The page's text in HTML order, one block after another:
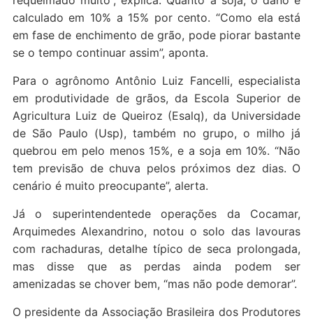
calculado em 10% a 15% por cento. “Como ela está
em fase de enchimento de grão, pode piorar bastante
se o tempo continuar assim”, aponta.
Para o agrônomo Antônio Luiz Fancelli, especialista
em produtividade de grãos, da Escola Superior de
Agricultura Luiz de Queiroz (Esalq), da Universidade
de São Paulo (Usp), também no grupo, o milho já
quebrou em pelo menos 15%, e a soja em 10%. “Não
tem previsão de chuva pelos próximos dez dias. O
cenário é muito preocupante”, alerta.
Já o superintendentede operações da Cocamar,
Arquimedes Alexandrino, notou o solo das lavouras
com rachaduras, detalhe típico de seca prolongada,
mas disse que as perdas ainda podem ser
amenizadas se chover bem, “mas não pode demorar”.
O presidente da Associação Brasileira dos Produtores